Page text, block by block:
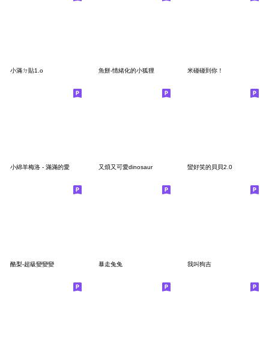
小滿ㄉ貼1.o 魚餅-情緒化的小狐狸 米碰碰到你！
小綿羊梅洛 - 滿滿的愛 又煩又可愛dinosaur 蠻好笑的貝貝2.0
酪梨-超級變變變 暴走兔兔 我叫狗吉